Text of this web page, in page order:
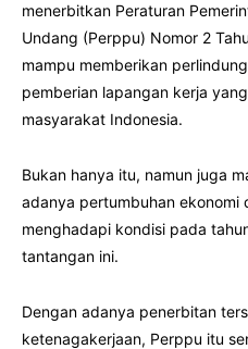
menerbitkan Peraturan
Undang (Perppu) Nomor 2
mampu memberikan
pemberian lapangan kerja
masyarakat Indonesia.
Bukan hanya itu, namun juga
adanya pertumbuhan ekonomi
menghadapi kondisi pada
tantangan ini.
Dengan adanya penerbitan
ketenagakerjaan, Perppu itu